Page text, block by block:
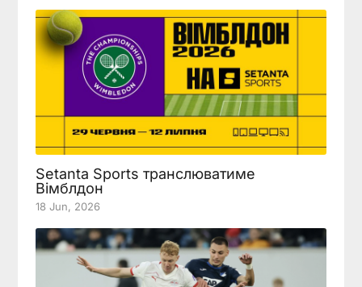
Setanta Sports транслюватиме
Вімблдон
18 Jun, 2026